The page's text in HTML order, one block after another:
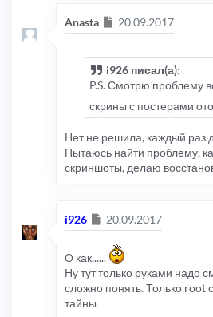
Anasta Сообщение
20.09.2017
i926 писал(а):
P.S. Смотрю проблему
скрины с постерами
Нет не решила, каждый раз
Пытаюсь найти проблему,
скриншоты, делаю
i926 Сообщение
20.09.2017
О как......
Ну тут только руками надо
сложно понять. Только root
тайны